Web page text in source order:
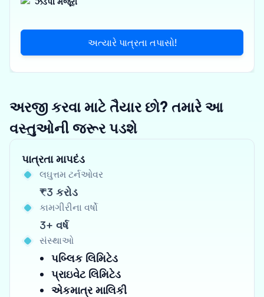
અત્યારે પાત્રતા તપાસો!
અરજી કરવા માટે તૈયાર છો? તમારે આ
વસ્તુઓની જરૂર પડશે
પાત્રતા માપદંડ
લઘુત્તમ ટર્નઓવર
₹3 કરોડ
કામગીરીના વર્ષો
3+ વર્ષ
સંસ્થાઓ
પબ્લિક લિમિટેડ
પ્રાઇવેટ લિમિટેડ
એકમાત્ર માલિકી